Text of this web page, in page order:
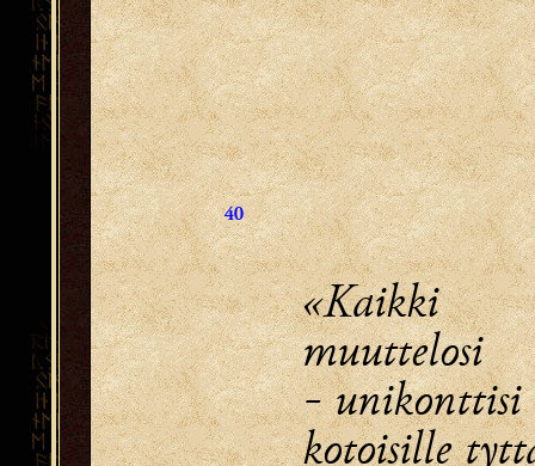
40
muuttelosi
- unikonttisi
kotoisille